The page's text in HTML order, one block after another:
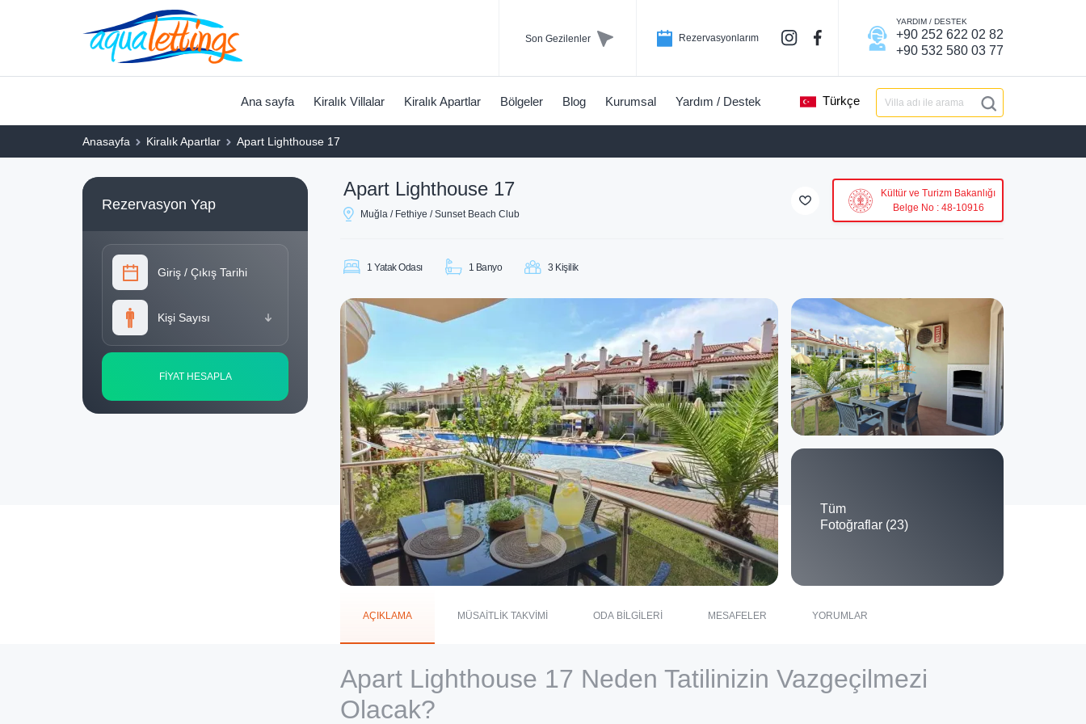
Son Gezilenler Rezervasyonlarım
YARDIM / DESTEK
+90 252 622 02 82
+90 532 580 03 77
Ana sayfa Kiralık Villalar Kiralık Apartlar Bölgeler Blog Kurumsal Yardım / Destek Türkçe
Anasayfa Kiralık Apartlar Apart Lighthouse 17
Rezervasyon Yap
Giriş / Çıkış Tarihi
Kişi Sayısı
FİYAT HESAPLA
Apart Lighthouse 17
Muğla / Fethiye / Sunset Beach Club
Kültür ve Turizm Bakanlığı
Belge No : 48-10916
1 Yatak Odası 1 Banyo 3 Kişilik
Tüm
Fotoğraflar (23)
AÇIKLAMA MÜSAİTLİK TAKVİMİ ODA BİLGİLERİ MESAFELER YORUMLAR
Apart Lighthouse 17 Neden Tatilinizin Vazgeçilmezi
Olacak?